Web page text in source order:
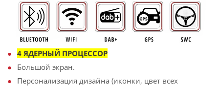
4 ЯДЕРНЫЙ ПРОЦЕССОР
Большой экран.
Персонализация дизайна (иконки, цвет всех